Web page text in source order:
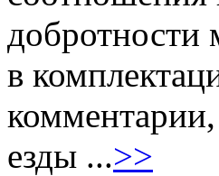
добротности
в
езды ...>>